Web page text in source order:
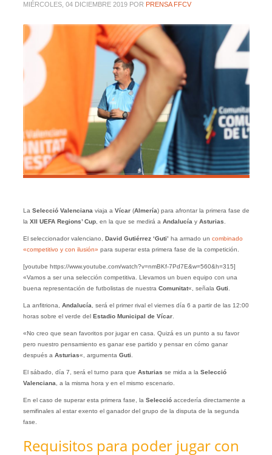
MIÉRCOLES, 04 DICIEMBRE 2019 POR PRENSA FFCV
La Selecció Valencianaviaja a Vícar(Almería) para afrontar la primera fase de
la XII UEFA Regions’ Cup, en la que se medirá a Andalucía y Asturias.
El seleccionador valenciano, David Gutiérrez ‘Guti’ ha armado un combinado
«competitivo y con ilusión» para superar esta primera fase de la competición.
[youtube https://www.youtube.com/watch?v=nmBKf-7Pd7E&w=560&h=315]
«Vamos a ser una selección competitiva. Llevamos un buen equipo con una
buena representación de futbolistas de nuestra Comunitat«, señala Guti.
La anfitriona, Andalucía, será el primer rival el viernes día 6 a partir de las 12:00
horas sobre el verde del Estadio Municipal de Vícar.
«No creo que sean favoritos por jugar en casa. Quizá es un punto a su favor
pero nuestro pensamiento es ganar ese partido y pensar en cómo ganar
después a Asturias«, argumenta Guti.
El sábado, día 7, será el turno para que Asturias se mida a la Selecció
Valenciana, a la misma hora y en el mismo escenario.
En el caso de superar esta primera fase, la Seleccióaccedería directamente a
semifinales al estar exento el ganador del grupo de la disputa de la segunda
fase.
Requisitos para poder jugar con